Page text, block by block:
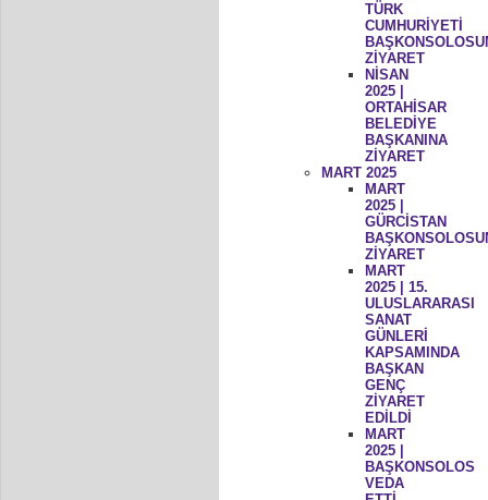
TÜRK
CUMHURİYETİ
ZİYARET
NİSAN
2025 |
ORTAHİSAR
BELEDİYE
BAŞKANINA
ZİYARET
MART 2025
MART
2025 |
GÜRCİSTAN
ZİYARET
MART
2025 | 15.
ULUSLARARASI
SANAT
GÜNLERİ
KAPSAMINDA
BAŞKAN
GENÇ
ZİYARET
EDİLDİ
MART
2025 |
BAŞKONSOLOS
VEDA